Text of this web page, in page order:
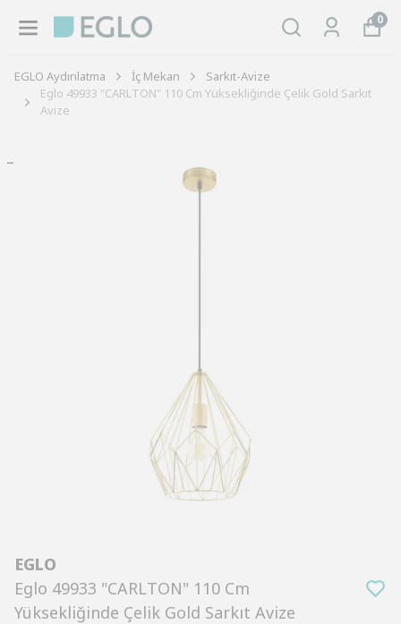
0
EGLO Aydınlatma İç Mekan
Sarkıt-Avize
Eglo 49933 "CARLTON" 110 Cm Yüksekliğinde Çelik Gold Sarkıt
Avize
EGLO
Eglo 49933 "CARLTON" 110 Cm
Yüksekliğinde Çelik Gold Sarkıt Avize